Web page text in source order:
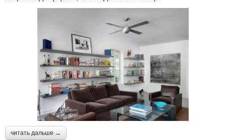
читать дальше →